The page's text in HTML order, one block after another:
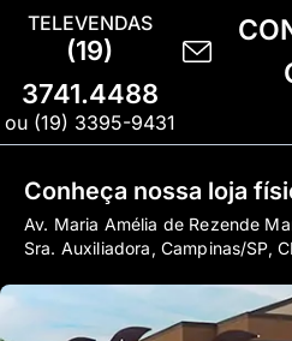
TELEVENDAS
(19)
3741.4488
ou (19) 3395-9431
Conheça nossa loja
Av. Maria Amélia de Rezende
Sra. Auxiliadora, Campinas/SP,